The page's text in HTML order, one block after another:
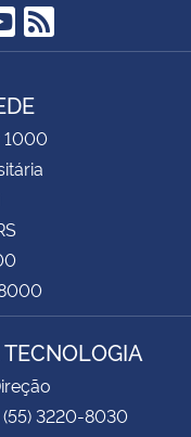
RSS
1000
3220-8030